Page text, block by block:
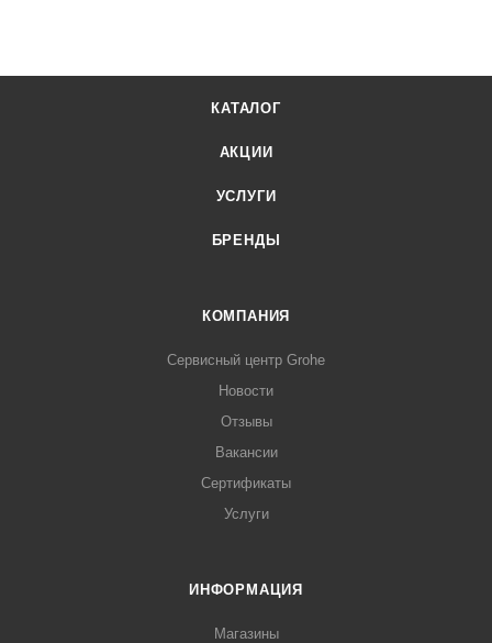
КАТАЛОГ
АКЦИИ
УСЛУГИ
БРЕНДЫ
КОМПАНИЯ
Сервисный центр Grohe
Новости
Отзывы
Вакансии
Сертификаты
Услуги
ИНФОРМАЦИЯ
Магазины